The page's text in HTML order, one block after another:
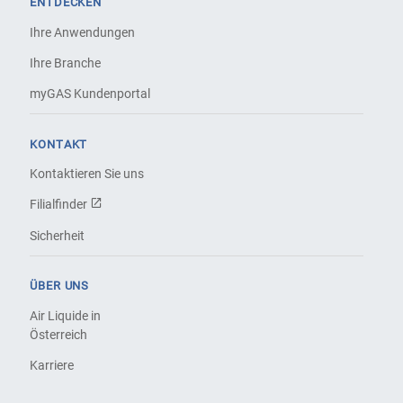
Ihre Anwendungen
Ihre Branche
myGAS Kundenportal
KONTAKT
Kontaktieren Sie uns
Filialfinder
Sicherheit
ÜBER UNS
Air Liquide in
Österreich
Karriere